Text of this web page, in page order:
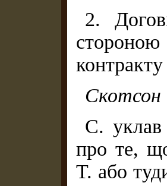
2.
Скотсон
С. уклав
про те,
Т. або